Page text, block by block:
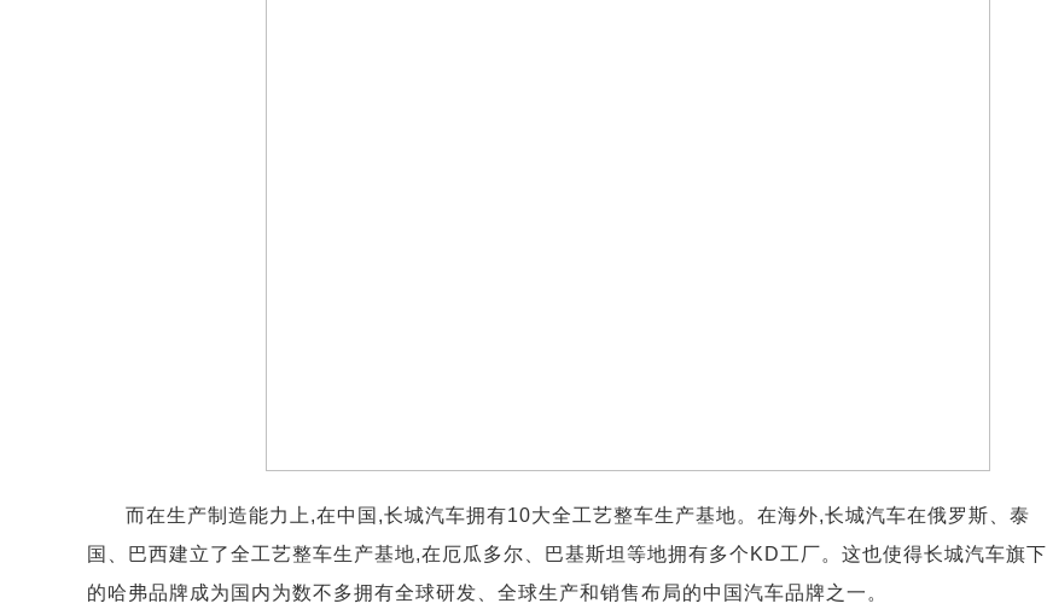
而在生产制造能力上,在中国,长城汽车拥有10大全工艺整车生产基地。在海外,长城汽车在俄罗斯、泰
国、巴西建立了全工艺整车生产基地,在厄瓜多尔、巴基斯坦等地拥有多个KD工厂。这也使得长城汽车旗下
的哈弗品牌成为国内为数不多拥有全球研发、全球生产和销售布局的中国汽车品牌之一。